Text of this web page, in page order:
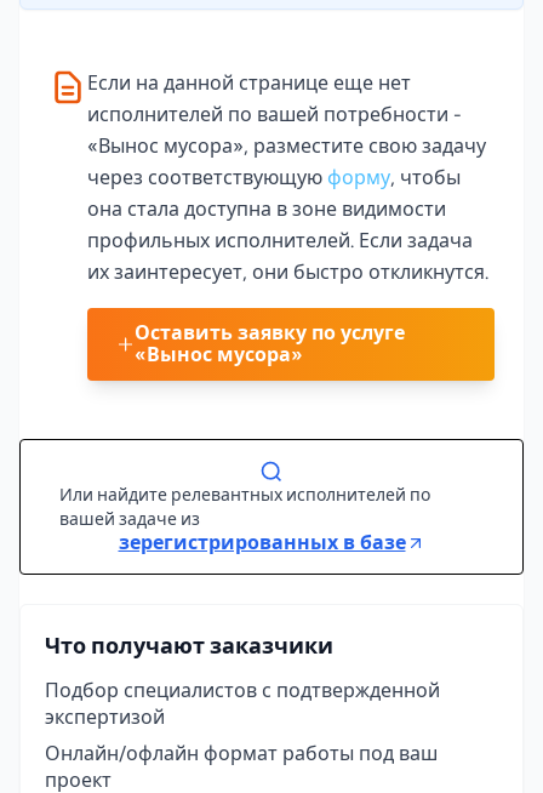
Если на данной странице еще нет
исполнителей по вашей потребности -
«Вынос мусора», разместите свою задачу
через соответствующую форму, чтобы
она стала доступна в зоне видимости
профильных исполнителей. Если задача
их заинтересует, они быстро откликнутся.
Оставить заявку по услуге
«Вынос мусора»
Или найдите релевантных исполнителей по
вашей задаче из
зерегистрированных в базе
Что получают заказчики
Подбор специалистов с подтвержденной
экспертизой
Онлайн/офлайн формат работы под ваш
проект